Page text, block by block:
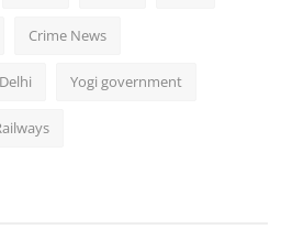
Crime News
Yogi government